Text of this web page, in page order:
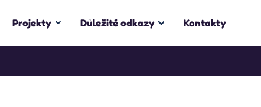
Projekty Důležité odkazy Kontakty